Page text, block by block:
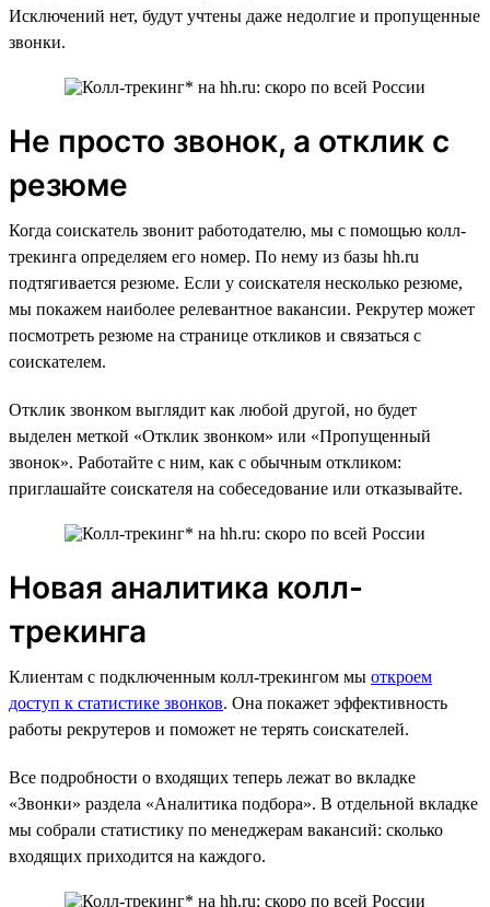
Исключений нет, будут учтены даже недолгие и пропущенные
звонки.
Не просто звонок, а отклик с
резюме
Когда соискатель звонит работодателю, мы с помощью колл-
трекинга определяем его номер. По нему из базы hh.ru
подтягивается резюме. Если у соискателя несколько резюме,
мы покажем наиболее релевантное вакансии. Рекрутер может
посмотреть резюме на странице откликов и связаться с
соискателем.
Отклик звонком выглядит как любой другой, но будет
выделен меткой «Отклик звонком» или «Пропущенный
звонок». Работайте с ним, как с обычным откликом:
приглашайте соискателя на собеседование или отказывайте.
Новая аналитика колл-
трекинга
Клиентам с подключенным колл-трекингом мы откроем
доступ к статистике звонков. Она покажет эффективность
работы рекрутеров и поможет не терять соискателей.
Все подробности о входящих теперь лежат во вкладке
«Звонки» раздела «Аналитика подбора». В отдельной вкладке
мы собрали статистику по менеджерам вакансий: сколько
входящих приходится на каждого.